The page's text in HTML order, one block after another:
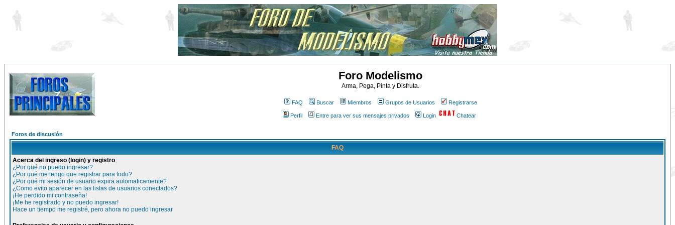
Foro Modelismo
Arma, Pega, Pinta y Disfruta.
FAQ Buscar Miembros Grupos de Usuarios Registrarse
Perfil Entre para ver sus mensajes privados Login Chatear
Foros de discusión
FAQ
Acerca del ingreso (login) y registro
¿Por qué no puedo ingresar?
¿Por qué me tengo que registrar para todo?
¿Por qué mi sesión de usuario expira automaticamente?
¿Como evito aparecer en las listas de usuarios conectados?
¡He perdido mi contraseña!
¡Me he registrado y no puedo ingresar!
Hace un tiempo me registré, pero ahora no puedo ingresar